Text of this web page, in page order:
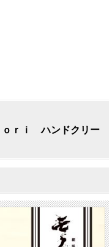
ｏｒｉ ハンドクリー